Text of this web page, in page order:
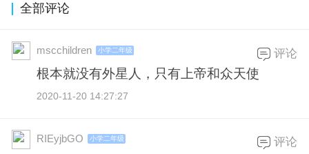
全部评论
mscchildren 小学二年级
根本就没有外星人，只有上帝和众天使
2020-11-20 14:27:27
评论
RIEyjbGO 小学二年级 评论